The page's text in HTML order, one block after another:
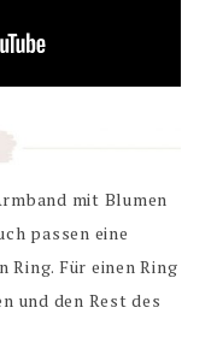
mit Blumen
passen eine
Ring. Für einen Ring
und den Rest des